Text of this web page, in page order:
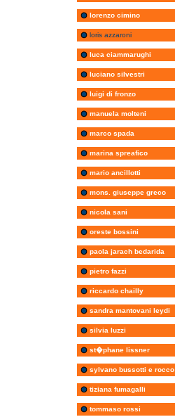
lorenzo cimino
loris azzaroni
luca ciammarughi
luciano silvestri
luigi di fronzo
manuela molteni
marco spada
marina spreafico
mario ancillotti
mons. giuseppe greco
nicola sani
oreste bossini
paola jarach bedarida
pietro fazzi
riccardo chailly
sandra mantovani leydi
silvia luzzi
st�phane lissner
sylvano bussotti e rocco
tiziana fumagalli
tommaso rossi